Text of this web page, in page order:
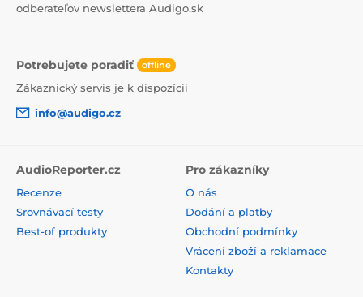
odberateľov newslettera Audigo.sk
Potrebujete poradiť offline
Zákaznický servis je k dispozícii
info@audigo.cz
AudioReporter.cz
Recenze
Srovnávací testy
Best-of produkty
Pro zákazníky
O nás
Dodání a platby
Obchodní podmínky
Vrácení zboží a reklamace
Kontakty